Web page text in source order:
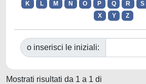
K
L M N O P Q R S
X
Y Z
o inserisci le iniziali:
Mostrati risultati da 1 a 1 di